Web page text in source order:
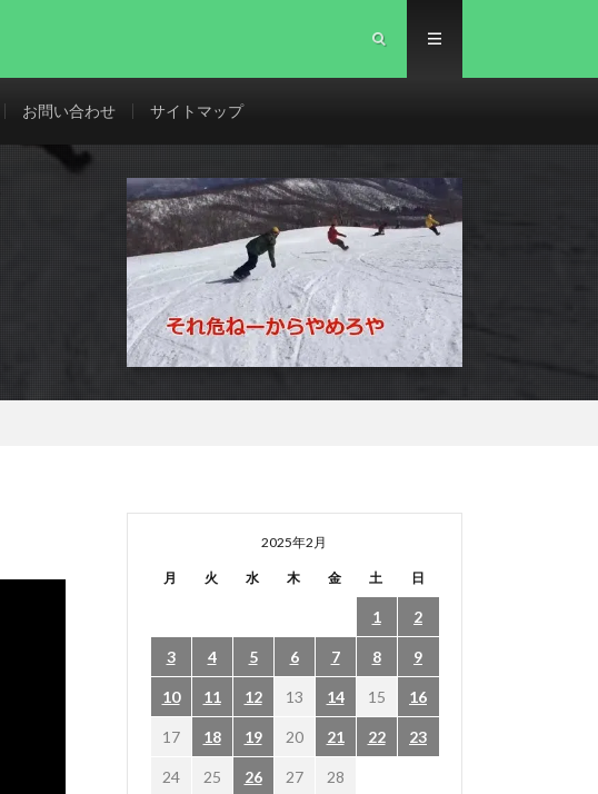
お問い合わせ サイトマップ
2025年2月
月 火 水 木 金 土 日
1 2
3 4 5 6 7 8 9
10 11 12 13 14 15 16
17 18 19 20 21 22 23
24 25 26 27
28